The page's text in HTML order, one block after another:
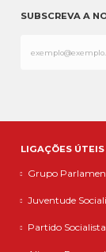
SUBSCREVA A
LIGAÇÕES ÚTEIS
Grupo
Juventude
Partido